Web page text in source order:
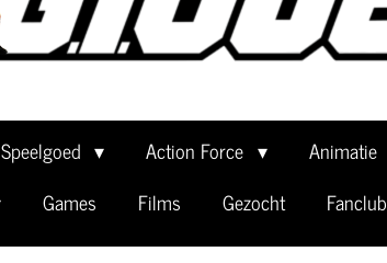
Speelgoed Action Force Animatie
Games Films Gezocht Fanclub